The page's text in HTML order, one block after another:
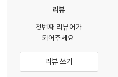
※ 해설집은 별권이므로, 따로 구입하
수학에 대한 자신감을 갖게 해주는 교재
- 개념의 자세한 설명으로 수학의 원리
올만한 문제를 중심으로 수록하여 수
였습니다.
리뷰
첫번째 리뷰어가
되어주세요.
리뷰 쓰기